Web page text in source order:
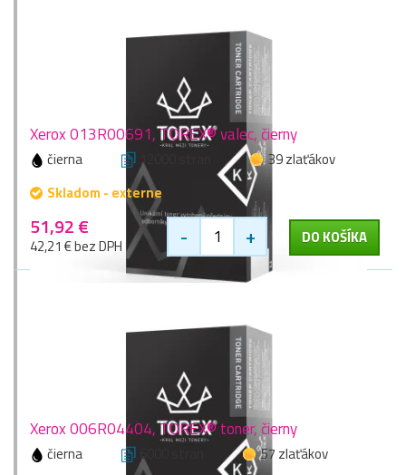
Xerox 013R00691, TOREX® valec, čierny
čierna 12000 stran
39 zlaťákov
Skladom - externe
51,92 €
42,21 € bez DPH - + DO KOŠÍKA
Xerox 006R04404, TOREX® toner, čierny
čierna 6000 stran
57 zlaťákov